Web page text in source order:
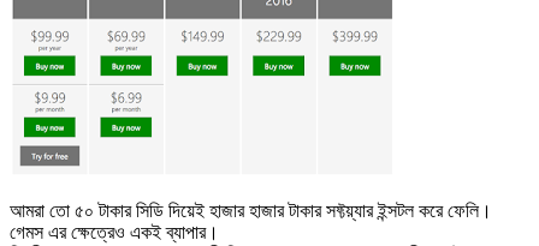
আমরা তো ৫০ টাকার সিডি দিয়েই হাজার হাজার টাকার সফ্টয়্যার ইন্সটল করে ফেলি।
গেমস এর ক্ষেত্রেও একই ব্যাপার।